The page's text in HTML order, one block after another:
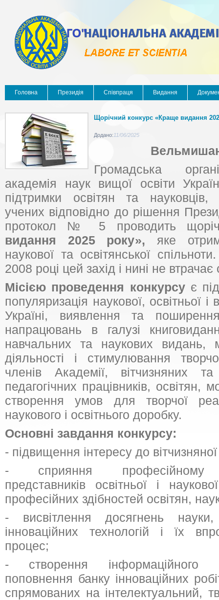
Головна Президія Співпраця Видання
Щорічний конкурс «Краще видання
Додано: 11/06/2025
Громадська
академія наук вищої освіти
підтримки освітян та
учених відповідно до рішення
протокол № 5 проводить
видання 2025 року», яке
наукової та освітянської
2008 році цей захід і нині не втрачає
Місією проведення конкурсує
популяризація наукової, освітньої і
Україні, виявлення та
напрацювань в галузі
навчальних та наукових видань,
діяльності і стимулювання
членів Академії, вітчизняних
педагогічних працівників,
створення умов для творчої
наукового і освітнього доробку.
Основні завдання конкурсу:
- підвищення інтересу до вітчизняної
- сприяння професійному
представників освітньої і
професійних здібностей освітян,
- висвітлення досягнень науки,
інноваційних технологій і їх
процес;
- створення інформаційного
поповнення банку інноваційних
спрямованих на інтелектуальний,